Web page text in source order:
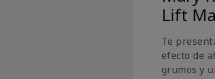
Lift
Te
efecto de
grumos y